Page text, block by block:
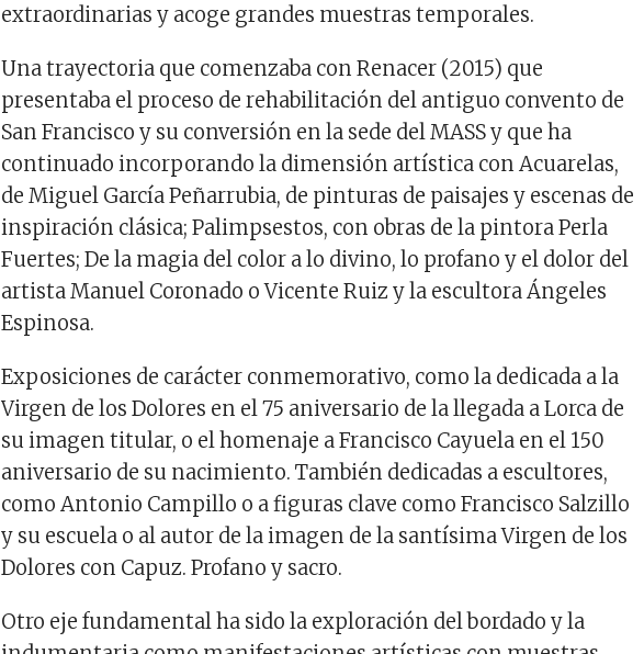
extraordinarias y acoge grandes muestras temporales.
Unatrayectoria que comenzaba conRenacer (2015) que
presentaba el proceso de rehabilitación del antiguo convento de
San Francisco y su conversión en la sede del MASS y que ha
continuado incorporando la dimensión artística conAcuarelas,
de Miguel García Peñarrubia, de pinturas de paisajes y escenas de
inspiración clásica;Palimpsestos, con obras de la pintora Perla
Fuertes;De la magia del color a lo divino, lo profano y el dolor del
artistaManuel Coronado o Vicente Ruiz y la escultora Ángeles
Espinosa.
Exposiciones de carácter conmemorativo, como la dedicada a la
Virgen de los Dolores en el 75 aniversario de la llegada a Lorca de
su imagen titular, o el homenaje a Francisco Cayuela en el 150
aniversario de su nacimiento. También dedicadas a escultores,
como Antonio Campillo o a figuras clave como Francisco Salzillo
y su escuela o al autor de la imagen de la santísima Virgen de los
Dolores con Capuz. Profano y sacro.
Otro eje fundamental ha sido la exploración del bordado y la